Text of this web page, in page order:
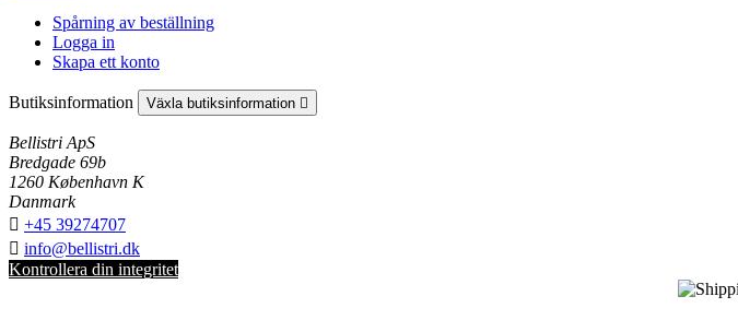
Spårning av beställning
Logga in
Skapa ett konto
Butiksinformation Växla butiksinformation 
Bellistri ApS
Bredgade 69b
1260 København K
Danmark
 +45 39274707
 info@bellistri.dk
Kontrollera din integritet